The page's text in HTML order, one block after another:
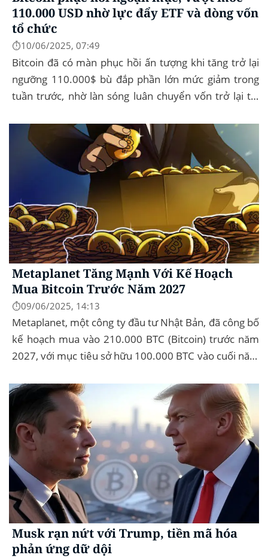
110.000 USD nhờ lực đẩy ETF và dòng vốn
tổ chức
⏱️10/06/2025, 07:49
Bitcoin đã có màn phục hồi ấn tượng khi tăng trở lại
ngưỡng 110.000$ bù đắp phần lớn mức giảm trong
tuần trước, nhờ làn sóng luân chuyển vốn trở lại thị
Metaplanet Tăng Mạnh Với Kế Hoạch
Mua Bitcoin Trước Năm 2027
⏱️09/06/2025, 14:13
Metaplanet, một công ty đầu tư Nhật Bản, đã công bố
kế hoạch mua vào 210.000 BTC (Bitcoin) trước năm
2027, với mục tiêu sở hữu 100.000 BTC vào cuối năm
Musk rạn nứt với Trump, tiền mã hóa
phản ứng dữ dội